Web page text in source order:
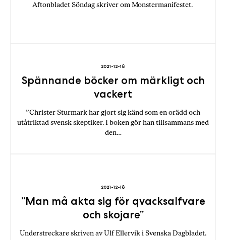
Aftonbladet Söndag skriver om Monstermanifestet.
2021-12-18
Spännande böcker om märkligt och
vackert
”Christer Sturmark har gjort sig känd som en orädd och
utåtriktad svensk skeptiker. I boken gör han tillsammans med
den…
2021-12-18
”Man må akta sig för qvacksalfvare
och skojare”
Understreckare skriven av Ulf Ellervik i Svenska Dagbladet.